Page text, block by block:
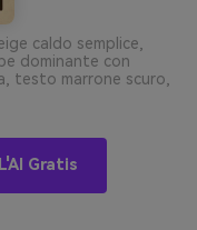
caldo semplice,
dominante con
testo marrone scuro,
Gratis